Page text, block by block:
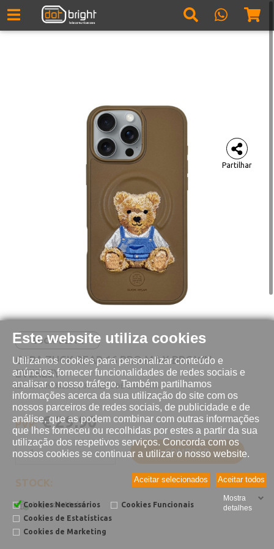
Este website utiliza cookies
Utilizamos cookies para personalizar conteúdo e
anúncios, fornecer funcionalidades de redes sociais e
analisar o nosso tráfego. Também partilhamos
informações acerca da sua utilização do site com os
nossos parceiros de redes sociais, de publicidade e de
análise, que as podem combinar com outras informações
que lhes forneceu ou recolhidas por estes a partir da sua
utilização dos respetivos serviços. Concorda com os
nossos cookies se continuar a utilizar o nosso website.
Aceitar todos
Aceitar selecionados
Cookies Necessários
Cookies Funcionais
Cookies de Estatísticas
Cookies de Marketing
Mostra
detalhes
Partilhar
ZUCK-BEAR
CAPA ZUCK BEAR 16 PRO MAX BROWN
EVERLEY
REF:6974057398530 | 36 MESES DE GARANTIA
PVP: € 29,90
COMPRAR
STOCK:
Loja da Maia